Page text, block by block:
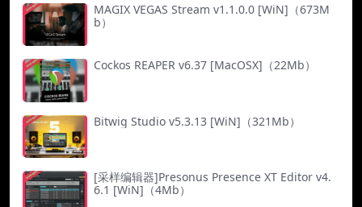
MAGIX VEGAS Stream v1.1.0.0 [WiN]（673M
b）
Cockos REAPER v6.37 [MacOSX]（22Mb）
Bitwig Studio v5.3.13 [WiN]（321Mb）
[采样编辑器]Presonus Presence XT Editor v4.
6.1 [WiN]（4Mb）